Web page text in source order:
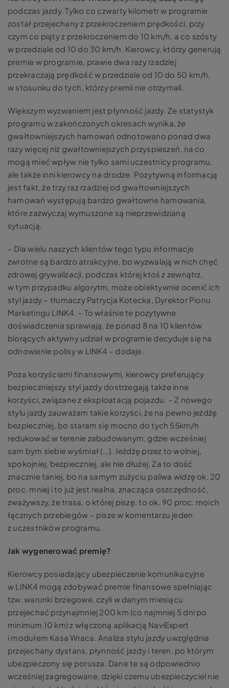
podczas jazdy. Tylko co czwarty kilometr w programie
został przejechany z przekroczeniem prędkości, przy
czym co piąty z przekroczeniem do 10 km/h, a co szósty
w przedziale od 10 do 30 km/h. Kierowcy, którzy generują
premie w programie, prawie dwa razy rzadziej
przekraczają prędkość w przedziale od 10 do 50 km/h,
w stosunku do tych, którzy premii nie otrzymali.
Większym wyzwaniem jest płynność jazdy. Ze statystyk
programu w zakończonych okresach wynika, że
gwałtowniejszych hamowań odnotowano ponad dwa
razy więcej niż gwałtowniejszych przyspieszeń, na co
mogą mieć wpływ nie tylko sami uczestnicy programu,
ale także inni kierowcy na drodze. Pozytywną informacją
jest fakt, że trzy raz rzadziej od gwałtowniejszych
hamowań występują bardzo gwałtowne hamowania,
które zazwyczaj wymuszone są nieprzewidzianą
sytuacją.
– Dla wielu naszych klientów tego typu informacje
zwrotne są bardzo atrakcyjne, bo wyzwalają w nich chęć
zdrowej grywalizacji, podczas której ktoś z zewnątrz,
w tym przypadku algorytm, może obiektywnie ocenić ich
styl jazdy – tłumaczy Patrycja Kotecka, Dyrektor Pionu
Marketingu LINK4. – To właśnie te pozytywne
doświadczenia sprawiają, że ponad 8 na 10 klientów
biorących aktywny udział w programie decyduje się na
odnowienie polisy w LINK4 – dodaje.
Poza korzyściami finansowymi, kierowcy preferujący
bezpieczniejszy styl jazdy dostrzegają także inne
korzyści, związane z eksploatacją pojazdu. – Z nowego
stylu jazdy zauważam takie korzyści, że na pewno jeżdżę
bezpieczniej, bo staram się mocno do tych 55km/h
redukować w terenie zabudowanym, gdzie wcześniej
sam bym siebie wyśmiał (...). Jeżdżę przez to wolniej,
spokojniej, bezpieczniej, ale nie dłużej. Za to dość
znacznie taniej, bo na samym zużyciu paliwa widzę ok. 20
proc. mniej i to już jest realna, znacząca oszczędność,
zważywszy, że trasa, o której piszę, to ok. 90 proc. moich
łącznych przebiegów – pisze w komentarzu jeden
z uczestników programu.
Jak wygenerować premię?
Kierowcy posiadający ubezpieczenie komunikacyjne
w LINK4 mogą zdobywać premie finansowe spełniając
tzw. warunki brzegowe, czyli w danym miesiącu
przejechać przynajmniej 200 km (co najmniej 5 dni po
minimum 10 km) z włączoną aplikacją NaviExpert
i modułem Kasa Wraca. Analiza stylu jazdy uwzględnia
przejechany dystans, płynność jazdy i teren, po którym
ubezpieczony się porusza. Dane te są odpowiednio
wcześniej zagregowane, dzięki czemu ubezpieczyciel nie